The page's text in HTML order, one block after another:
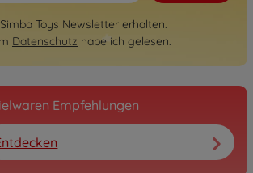
Toys Newsletter erhalten.
Datenschutz habe ich gelesen.
Empfehlungen